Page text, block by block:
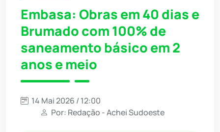
Embasa: Obras em 40 dias e
Brumado com 100% de
saneamento básico em 2
anos e meio
14 Mai 2026 / 12:00
Por: Redação - Achei Sudoeste